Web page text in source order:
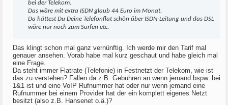
bei der Telekom.
Das wäre mit extra ISDN glaub 44 Euro im Monat.
Da hättest Du Deine Telefonflat schön über ISDN-Leitung und das DSL
wäre nur noch zum Surfen etc.
Das klingt schon mal ganz vernünftig. Ich werde mir den Tarif mal
genauer ansehen. Vorab habe mal kurz geschaut und habe gleich mal
eine Frage.
Da steht immer Flatrate (Telefonie) in Festnetzt der Telekom, wie ist
das zu verstehen? Fallen da z.B. Gebühren an wenn jemand bspw. bei
1&1 ist und eine VoIP Rufnummer hat oder nur wenn jemand eine
Rufnummer bei einem Provider hat der ein komplett eigenes Netzt
besitzt (also z.B. Hansenet o.ä.)?